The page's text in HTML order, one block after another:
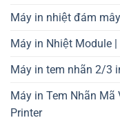
Máy in nhiệt đám
Máy in Nhiệt Module |
Máy in tem nhãn 2/3
Máy in Tem Nhãn Mã
Printer